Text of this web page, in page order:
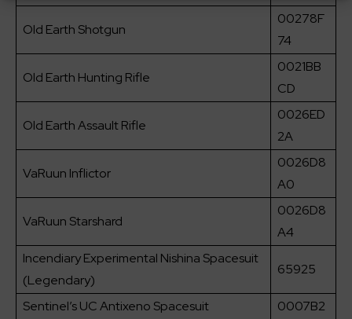
Old Earth Shotgun
00278F
74
Old Earth Hunting Rifle
0021BB
CD
Old Earth Assault Rifle
0026ED
2A
VaRuun Inflictor
0026D8
A0
VaRuun Starshard
0026D8
A4
Incendiary Experimental Nishina Spacesuit
(Legendary)
65925
Sentinel’s UC Antixeno Spacesuit
0007B2